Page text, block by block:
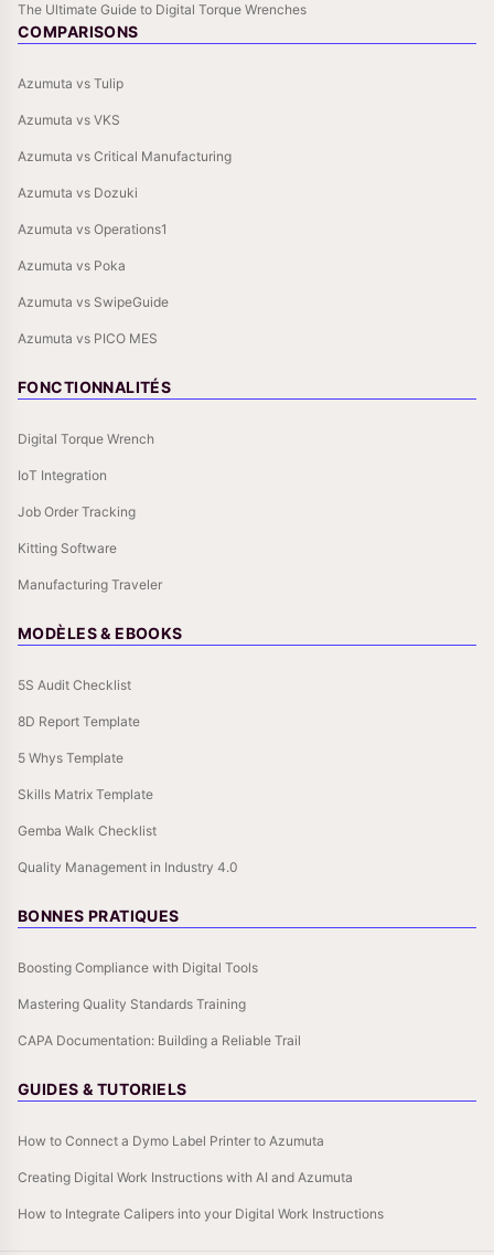
The Ultimate Guide to Digital Torque Wrenches
COMPARISONS
Azumuta vs Tulip
Azumuta vs VKS
Azumuta vs Critical Manufacturing
Azumuta vs Dozuki
Azumuta vs Operations1
Azumuta vs Poka
Azumuta vs SwipeGuide
Azumuta vs PICO MES
FONCTIONNALITÉS
Digital Torque Wrench
IoT Integration
Job Order Tracking
Kitting Software
Manufacturing Traveler
MODÈLES & EBOOKS
5S Audit Checklist
8D Report Template
5 Whys Template
Skills Matrix Template
Gemba Walk Checklist
Quality Management in Industry 4.0
BONNES PRATIQUES
Boosting Compliance with Digital Tools
Mastering Quality Standards Training
CAPA Documentation: Building a Reliable Trail
GUIDES & TUTORIELS
How to Connect a Dymo Label Printer to Azumuta
Creating Digital Work Instructions with AI and Azumuta
How to Integrate Calipers into your Digital Work Instructions